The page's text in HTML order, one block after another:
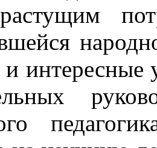
интересные